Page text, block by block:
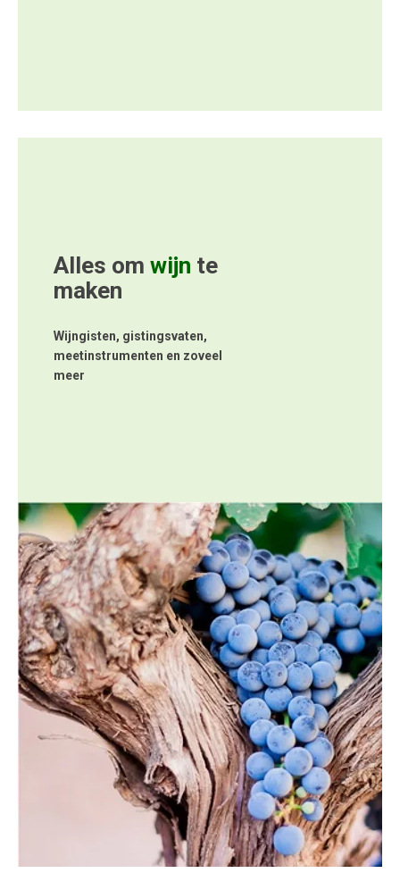
Wijngisten, gistingsvaten,
meetinstrumenten en zoveel
meer
Alles omwijn te
maken